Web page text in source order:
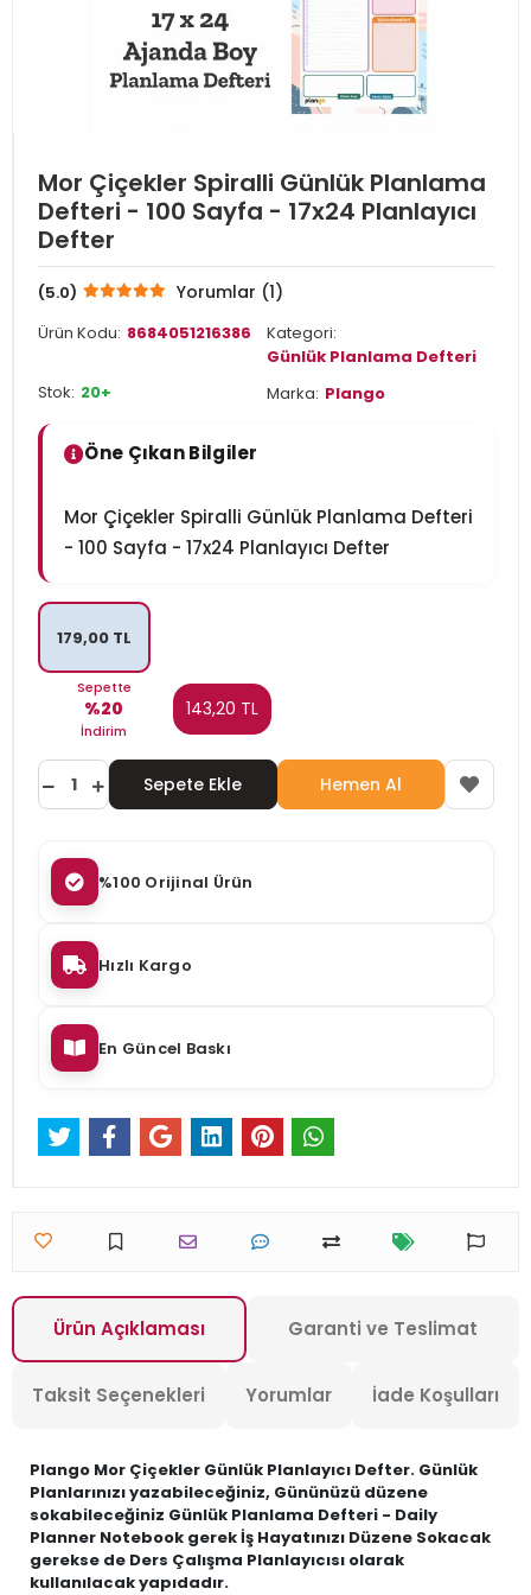
Mor Çiçekler Spiralli Günlük Planlama
Defteri - 100 Sayfa - 17x24 Planlayıcı
Defter
(5.0) Yorumlar (1)
Ürün Kodu: 8684051216386
Kategori:
Günlük Planlama Defteri
Stok: 20+ Marka: Plango
Öne Çıkan Bilgiler
Mor Çiçekler Spiralli Günlük Planlama Defteri
- 100 Sayfa - 17x24 Planlayıcı Defter
179,00 TL
Sepette
%20
İndirim
143,20 TL
Sepete Ekle Hemen Al
%100 Orijinal Ürün
Hızlı Kargo
En Güncel Baskı
Ürün Açıklaması Garanti ve Teslimat
Taksit Seçenekleri Yorumlar İade Koşulları
Plango Mor Çiçekler Günlük Planlayıcı Defter. Günlük
Planlarınızı yazabileceğiniz, Gününüzü düzene
sokabileceğiniz Günlük Planlama Defteri - Daily
Planner Notebook gerek İş Hayatınızı Düzene Sokacak
gerekse de Ders Çalışma Planlayıcısı olarak
kullanılacak yapıdadır.